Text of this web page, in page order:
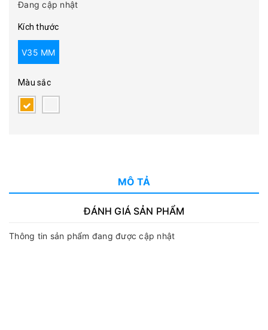
Đang cập nhật
Kích thước
V35 MM
Màu sắc
MÔ TẢ
ĐÁNH GIÁ SẢN PHẨM
Thông tin sản phẩm đang được cập nhật